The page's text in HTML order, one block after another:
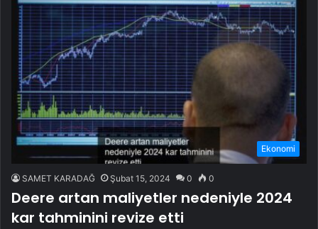
Ekonomi
SAMET KARADAĞ Şubat 15, 2024 0 0
Deere artan maliyetler nedeniyle 2024
kar tahminini revize etti